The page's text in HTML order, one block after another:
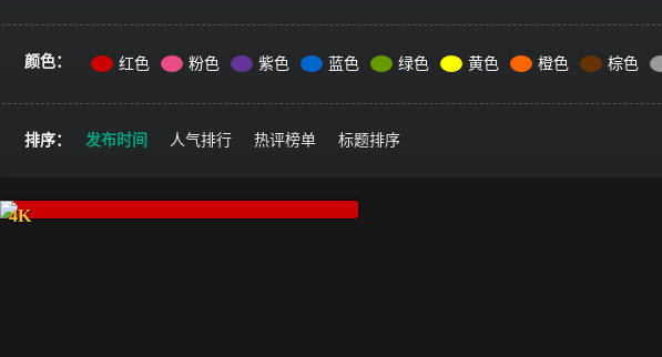
颜色： 红色 粉色 紫色 蓝色 绿色 黄色 橙色 棕色
排序： 发布时间 人气排行 热评榜单 标题排序
4K